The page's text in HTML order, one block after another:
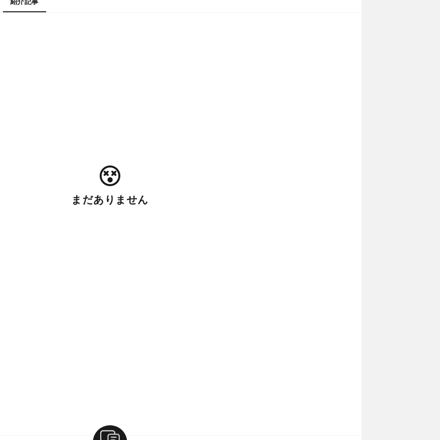
まだありません